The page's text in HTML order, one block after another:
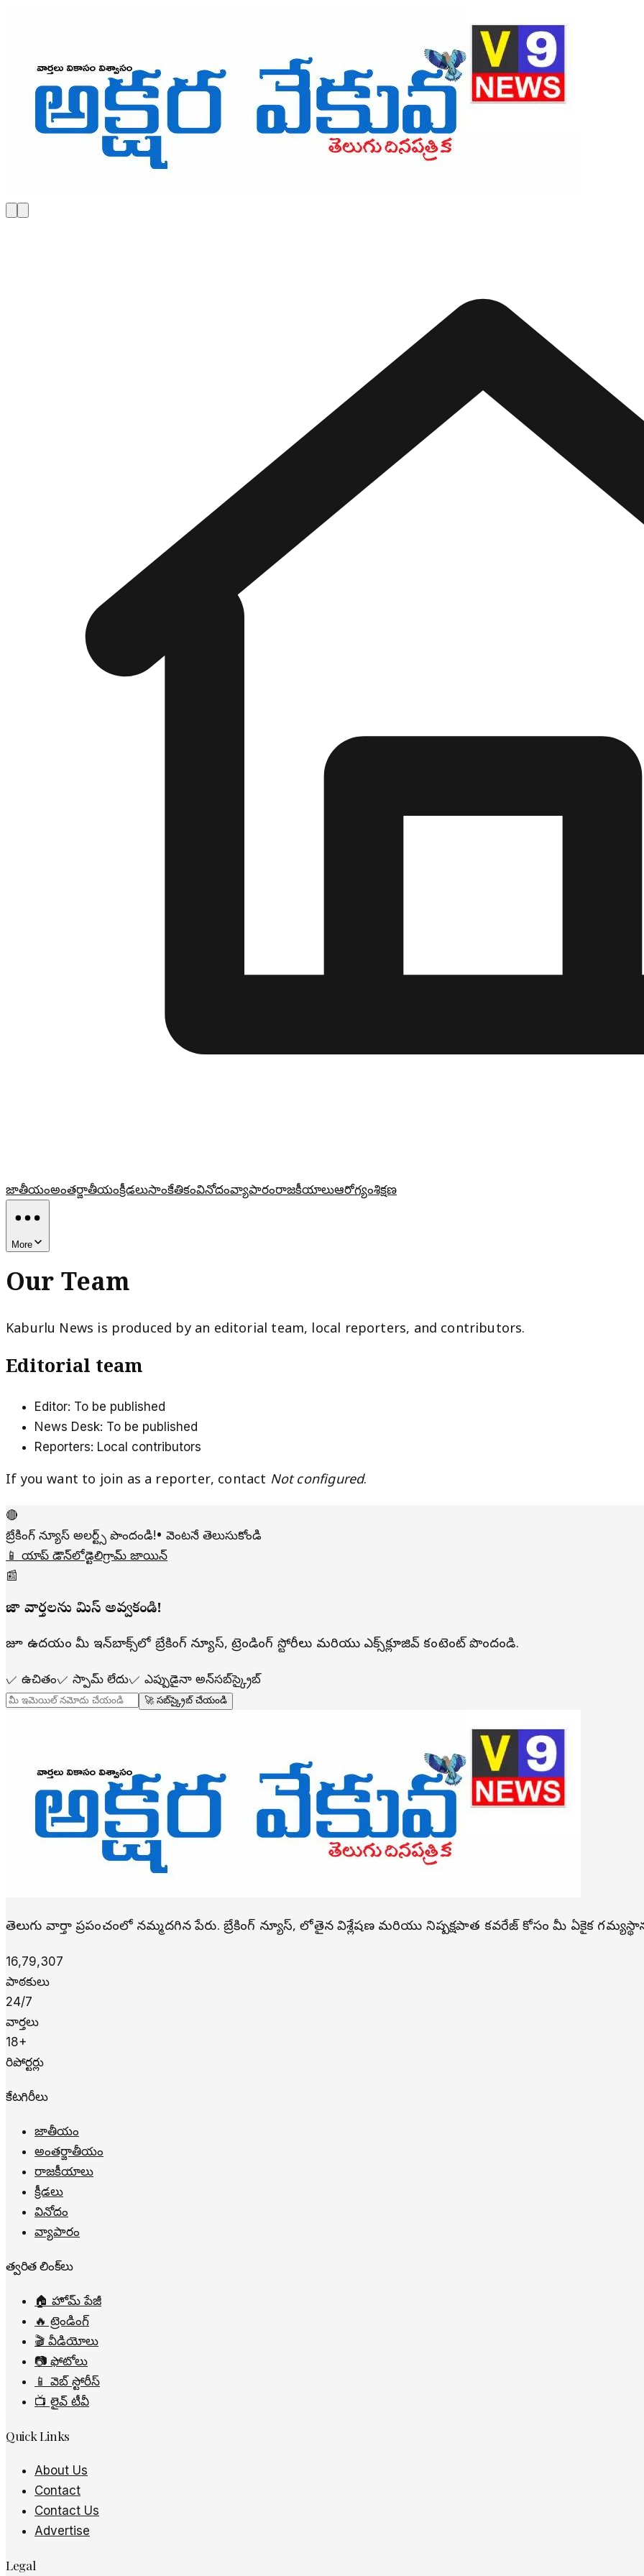
జాతీయంఅంతర్జాతీయంక్రీడలుసాంకేతికంవినోదంవ్యాపారంరాజకీయాలుఆరోగ్యంశిక్షణ
More
Our Team
Kaburlu News is produced by an editorial team, local reporters, and contributors.
Editorial team
Editor: To be published
News Desk: To be published
Reporters: Local contributors
If you want to join as a reporter, contact Not configured.
🔴
బ్రేకింగ్ న్యూస్ అలర్ట్స్ పొందండి!• వెంటనే తెలుసుకోండి
📱 యాప్ డౌన్‌లోడ్టెలిగ్రామ్ జాయిన్
📰
తాజా వార్తలను మిస్ అవ్వకండి!
రోజూ ఉదయం మీ ఇన్‌బాక్స్‌లో బ్రేకింగ్ న్యూస్, ట్రెండింగ్ స్టోరీలు మరియు ఎక్స్‌క్లూజివ్ కంటెంట్ పొందండి.
✓ ఉచితం✓ స్పామ్ లేదు✓ ఎప్పుడైనా అన్‌సబ్‌స్క్రైబ్
🚀 సబ్‌స్క్రైబ్ చేయండి
తెలుగు వార్తా ప్రపంచంలో నమ్మదగిన పేరు. బ్రేకింగ్ న్యూస్, లోతైన విశ్లేషణ మరియు నిష్పక్షపాత కవరేజ్ కోసం మీ ఏకైక
16,79,307
పాఠకులు
24/7
వార్తలు
18+
రిపోర్టర్లు
కేటగిరీలు
జాతీయం
అంతర్జాతీయం
రాజకీయాలు
క్రీడలు
వినోదం
వ్యాపారం
త్వరిత లింక్‌లు
🏠 హోమ్ పేజీ
🔥 ట్రెండింగ్
🎬 వీడియోలు
📷 ఫోటోలు
📱 వెబ్ స్టోరీస్
📺 లైవ్ టీవీ
Quick Links
About Us
Contact
Contact Us
Advertise
Legal